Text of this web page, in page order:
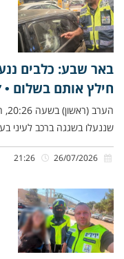
באר שבע: כלבים
חילץ אותם בשלום
שננעלו בשגגה ברכב לעיני